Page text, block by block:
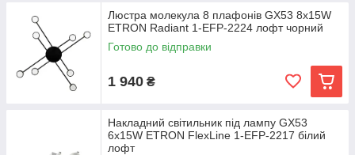
Люстра молекула 8 плафонів GX53 8x15W
ETRON Radiant 1-EFP-2224 лофт чорний
Готово до відправки
1 940 ₴
Накладний світильник під лампу GX53
6x15W ETRON FlexLine 1-EFP-2217 білий
лофт